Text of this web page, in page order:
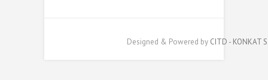
Designed & Powered by CITD - KONKAT